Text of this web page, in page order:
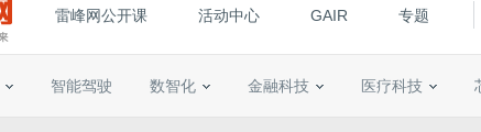
雷峰网公开课 活动中心 GAIR 专题
智能驾驶 数智化 金融科技 医疗科技